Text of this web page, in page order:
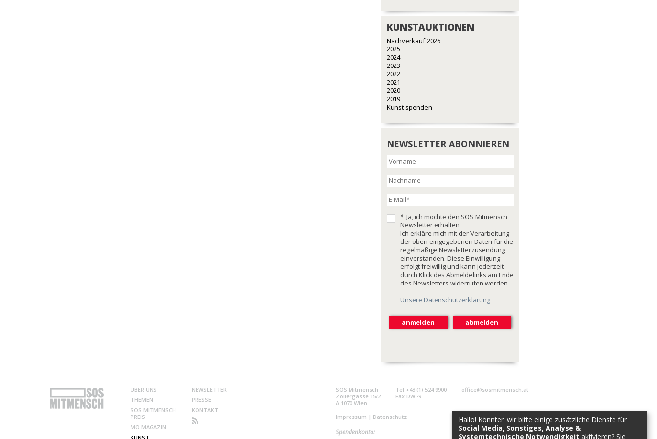
KUNSTAUKTIONEN
Nachverkauf 2026
2025
2024
2023
2022
2021
2020
2019
Kunst spenden
NEWSLETTER ABONNIEREN
* Ja, ich möchte den SOS Mitmensch
Newsletter erhalten.
Ich erkläre mich mit der Verarbeitung
der oben eingegebenen Daten für die
regelmäßige Newsletterzusendung
einverstanden. Diese Einwilligung
erfolgt freiwillig und kann jederzeit
durch Klick des Abmeldelinks am Ende
des Newsletters widerrufen werden.
Unsere Datenschutzerklärung
ÜBER UNS
THEMEN
SOS MITMENSCH
PREIS
MO MAGAZIN
KUNST
NEWSLETTER
PRESSE
KONTAKT
SOS Mitmensch
Zollergasse 15/2
A 1070 Wien
Tel +43 (1) 524 9900
Fax DW -9
office@sosmitmensch.at
Impressum | Datenschutz
Spendenkonto:
Hallo! Könnten wir bitte einige zusätzliche Dienste für
Social Media, Sonstiges, Analyse &
Systemtechnische Notwendigkeit aktivieren? Sie